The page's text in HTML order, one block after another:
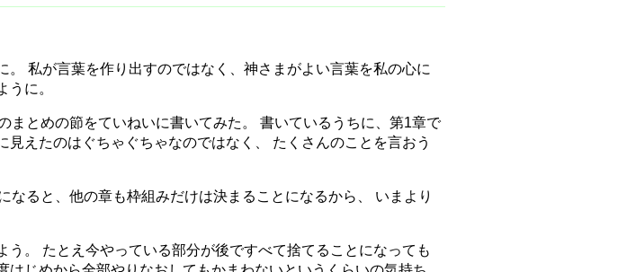
私が言葉を作り出すのではなく、神さまがよい言葉を私の心に
うに。
とめの節をていねいに書いてみた。 書いているうちに、第1章で
えたのはぐちゃぐちゃなのではなく、 たくさんのことを言おう
ると、他の章も枠組みだけは決まることになるから、 いまより
。 たとえ今やっている部分が後ですべて捨てることになっても